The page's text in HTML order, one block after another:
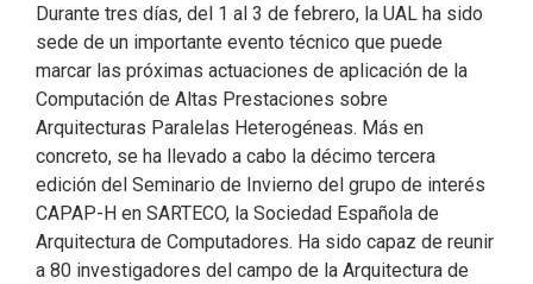
Durante tres días, del 1 al 3 de febrero, la UAL ha sido
sede de un importante evento técnico que puede
marcar las próximas actuaciones de aplicación de la
Computación de Altas Prestaciones sobre
Arquitecturas Paralelas Heterogéneas. Más en
concreto, se ha llevado a cabo la décimo tercera
edición del Seminario de Invierno del grupo de interés
CAPAP-H en SARTECO, la Sociedad Española de
Arquitectura de Computadores. Ha sido capaz de reunir
a 80 investigadores del campo de la Arquitectura de